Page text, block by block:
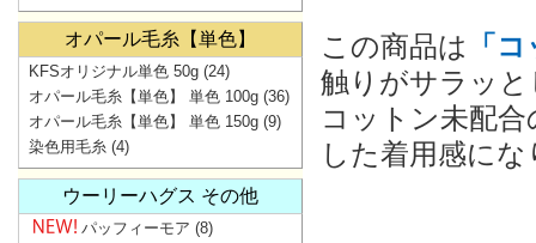
この商品は
「
触りがサラッ
コットン未配
した着用感に
オパール毛糸【単色】
KFSオリジナル単色 50g (24)
オパール毛糸【単色】 単色 100g (36)
オパール毛糸【単色】 単色 150g (9)
染色用毛糸 (4)
ウーリーハグス その他
パッフィーモア (8)